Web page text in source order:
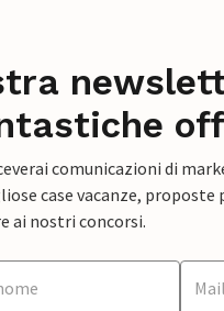
comunicazioni di
case vacanze,
ai nostri concorsi.